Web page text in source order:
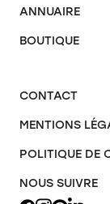
ANNUAIRE
BOUTIQUE
CONTACT
MENTIONS
POLITIQUE DE
NOUS SUIVRE